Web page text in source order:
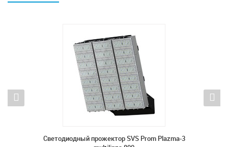
Светодиодный прожектор SVS Prom Plazma-3